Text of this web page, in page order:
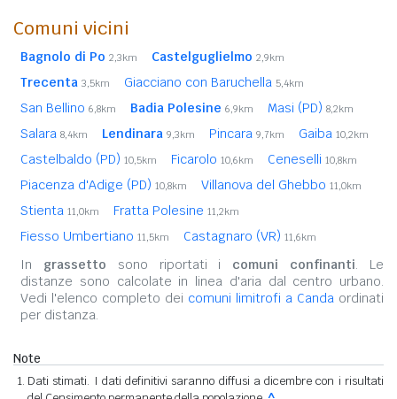
Comuni vicini
Bagnolo di Po 2,3km Castelguglielmo 2,9km
Trecenta 3,5km Giacciano con Baruchella 5,4km
San Bellino 6,8km Badia Polesine 6,9km Masi (PD) 8,2km
Salara 8,4km Lendinara 9,3km Pincara 9,7km Gaiba 10,2km
Castelbaldo (PD) 10,5km Ficarolo 10,6km Ceneselli 10,8km
Piacenza d'Adige (PD) 10,8km Villanova del Ghebbo 11,0km
Stienta 11,0km Fratta Polesine 11,2km
Fiesso Umbertiano 11,5km Castagnaro (VR) 11,6km
In grassetto sono riportati i comuni confinanti. Le
distanze sono calcolate in linea d'aria dal centro urbano.
Vedi l'elenco completo dei comuni limitrofi a Canda ordinati
per distanza.
Note
Dati stimati. I dati definitivi saranno diffusi a dicembre con i risultati